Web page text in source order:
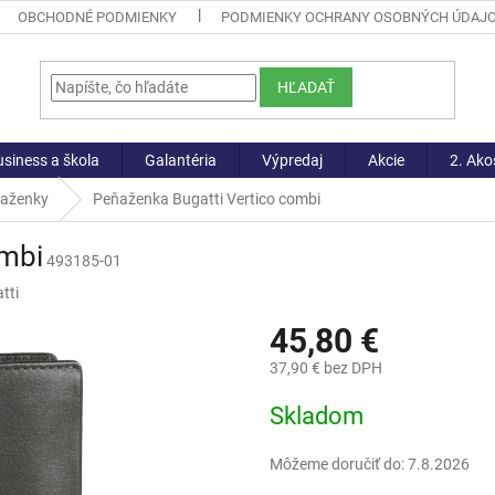
OBCHODNÉ PODMIENKY PODMIENKY OCHRANY OSOBNÝCH
HĽADAŤ
a škola Galantéria Výpredaj Akcie 2.
Peňaženka Bugatti Vertico combi
493185-01
45,80 €
37,90 € bez DPH
cena:
Skladom
Môžeme doručiť do:7.8.2026